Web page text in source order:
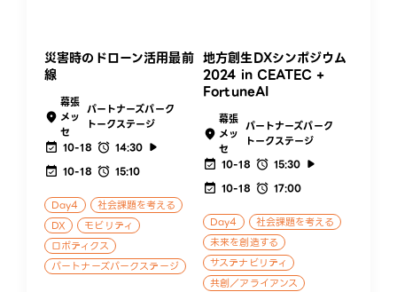
災害時のドローン活用最前
線
幕張
メッ
セ
パートナーズパーク
トークステージ
10-18
14:30
10-18
15:10
Day4
社会課題を考える
DX
モビリティ
ロボティクス
パートナーズパークステージ
地方創生DXシンポジウム
2024 in CEATEC +
FortuneAI
幕張
メッ
セ
パートナーズパーク
トークステージ
10-18
15:30
10-18
17:00
Day4
社会課題を考える
未来を創造する
サステナビリティ
共創／アライアンス